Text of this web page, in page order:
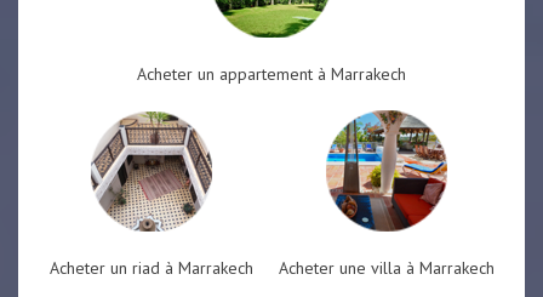
Acheter un appartement à Marrakech
Acheter un riad à Marrakech Acheter une villa à Marrakech